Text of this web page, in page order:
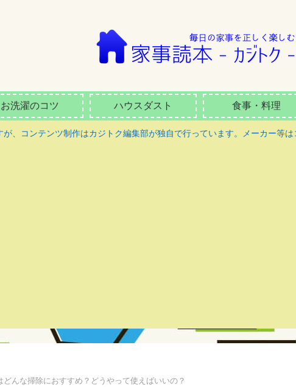
お洗濯のコツ ハウスダスト 食事・料理
、コンテンツ制作はカジトク編集部が独自で行っています。メーカー等
どんな掃除におすすめ？どうやって使えばいいの？